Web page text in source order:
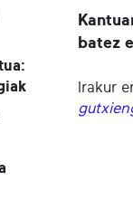
batez
Irakur